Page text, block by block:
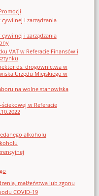
i zarządzania
i zarządzania
VAT w Referacie Finansów i
ds. drogownictwa w
Urzędu Miejskiego w
na wolne stanowiska
w Referacie
alkoholu
małżeństwa lub zgonu
COVID-19